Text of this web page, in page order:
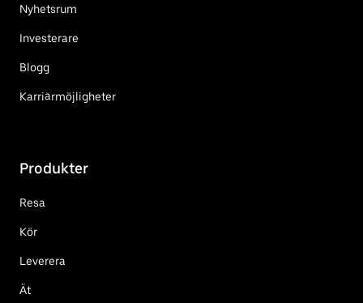
Nyhetsrum
Investerare
Blogg
Karriärmöjligheter
Produkter
Resa
Kör
Leverera
Ät